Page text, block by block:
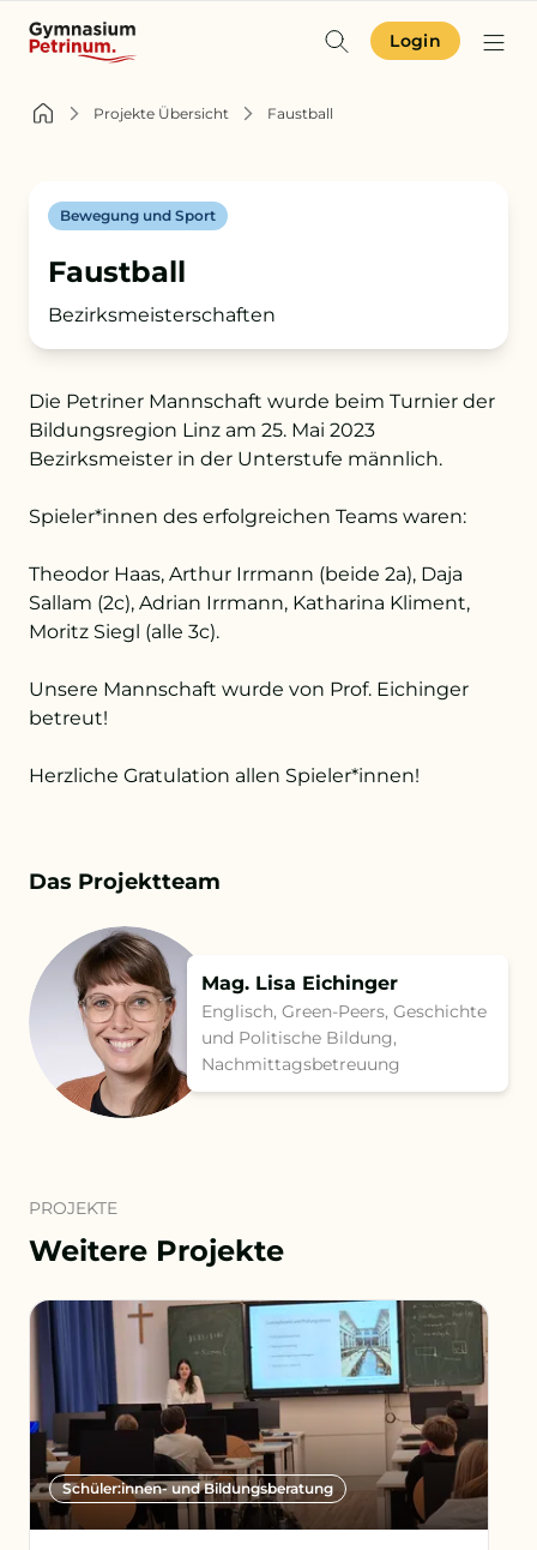
Identität & Angebot
Schulgemeinschaft
Orientierung
Zur Terminübersicht
Zum Schulkompass
+43 732 736 581 - 4411
Logout
Login
Projekte Übersicht Faustball
Bewegung und Sport
Faustball
Bezirksmeisterschaften
Die Petriner Mannschaft wurde beim Turnier der
Bildungsregion Linz am 25. Mai 2023
Bezirksmeister in der Unterstufe männlich.
Spieler*innen des erfolgreichen Teams waren:
Theodor Haas, Arthur Irrmann (beide 2a), Daja
Sallam (2c), Adrian Irrmann, Katharina Kliment,
Moritz Siegl (alle 3c).
Unsere Mannschaft wurde von Prof. Eichinger
betreut!
Herzliche Gratulation allen Spieler*innen!
Das Projektteam
Mag. Lisa Eichinger
Englisch, Green-Peers, Geschichte
und Politische Bildung,
Nachmittagsbetreuung
PROJEKTE
Weitere Projekte
Schüler:innen- und Bildungsberatung